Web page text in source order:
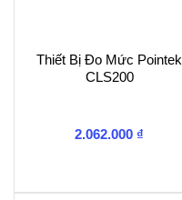
Thiết Bị Đo Mức Pointek
CLS200
2.062.000 ₫